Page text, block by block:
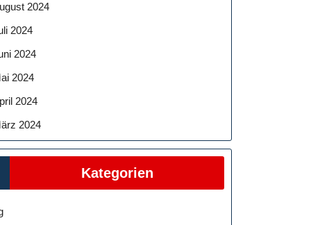
2024
2024
2024
2024
2024
2024
Kategorien